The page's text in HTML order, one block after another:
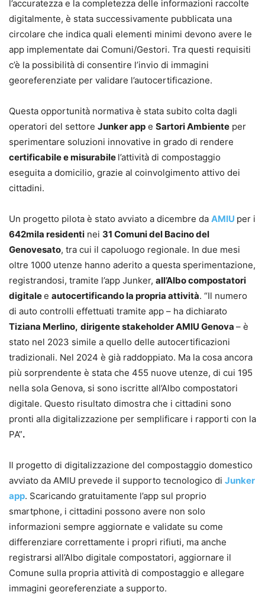
l’accuratezza e la completezza delle informazioni raccolte
digitalmente, è stata successivamente pubblicata una
circolare che indica quali elementi minimi devono avere le
app implementate dai Comuni/Gestori. Tra questi requisiti
c’è la possibilità di consentire l’invio di immagini
georeferenziate per validare l’autocertificazione.
Questa opportunità normativa è stata subito colta dagli
operatori del settore Junker app e Sartori Ambiente per
sperimentare soluzioni innovative in grado di rendere
certificabile e misurabile l’attività di compostaggio
eseguita a domicilio, grazie al coinvolgimento attivo dei
cittadini.
Un progetto pilota è stato avviato a dicembre da AMIU per i
642mila residenti nei 31 Comuni del Bacino del
Genovesato, tra cui il capoluogo regionale. In due mesi
oltre 1000 utenze hanno aderito a questa sperimentazione,
registrandosi, tramite l’app Junker, all’Albo compostatori
digitalee autocertificando la propria attività. “Il numero
di auto controlli effettuati tramite app – ha dichiarato
Tiziana Merlino, dirigente stakeholder AMIU Genova – è
stato nel 2023 simile a quello delle autocertificazioni
tradizionali. Nel 2024 è già raddoppiato. Ma la cosa ancora
più sorprendente è stata che 455 nuove utenze, di cui 195
nella sola Genova, si sono iscritte all’Albo compostatori
digitale. Questo risultato dimostra che i cittadini sono
pronti alla digitalizzazione per semplificare i rapporti con la
PA”.
Il progetto di digitalizzazione del compostaggio domestico
avviato da AMIU prevede il supporto tecnologico di Junker
app. Scaricando gratuitamente l’app sul proprio
smartphone, i cittadini possono avere non solo
informazioni sempre aggiornate e validate su come
differenziare correttamente i propri rifiuti, ma anche
registrarsi all’Albo digitale compostatori, aggiornare il
Comune sulla propria attività di compostaggio e allegare
immagini georeferenziate a supporto.